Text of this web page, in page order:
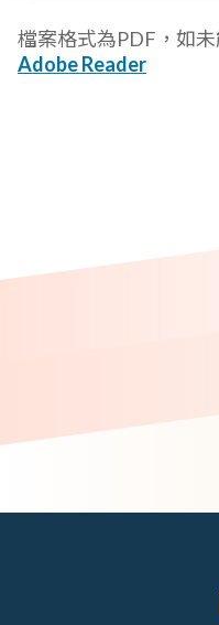
檔案格式為PDF，如
Adobe Reader